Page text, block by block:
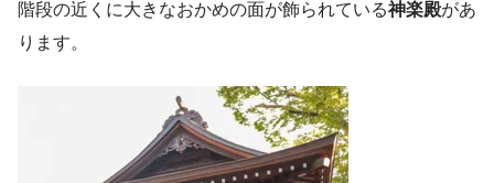
階段の近くに大きなおかめの面が飾られている神楽殿があ
ります。